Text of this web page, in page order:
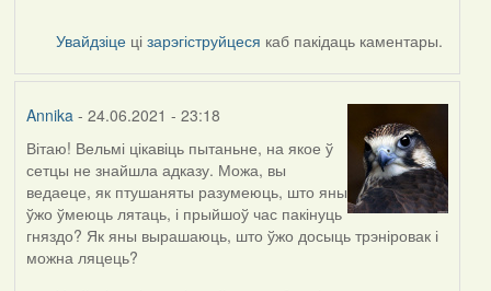
Увайдзіце цізарэгіструйцеся каб пакідаць каментары.
Annika- 24.06.2021 - 23:18
Вітаю! Вельмі цікавіць пытаньне, на якое ў
сетцы не знайшла адказу. Можа, вы
ведаеце, як птушаняты разумеюць, што яны
ўжо ўмеюць лятаць, і прыйшоў час пакінуць
гняздо? Як яны вырашаюць, што ўжо досыць трэніровак і
можна ляцець?